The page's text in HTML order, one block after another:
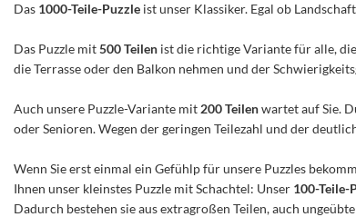
Das 1000-Teile-Puzzle ist unser Klassiker. Egal ob
Das Puzzle mit500 Teilen ist die richtige Variante für alle,
die Terrasse oder den Balkon nehmen und der
Auch unsere Puzzle-Variante mit 200 Teilenwartet auf Sie.
oder Senioren. Wegen der geringen Teilezahl und der
Wenn Sie erst einmal ein Gefühlp für unsere Puzzles
Ihnen unser kleinstes Puzzle mit Schachtel: Unser 100-Teile-
Dadurch bestehen sie aus extragroßen Teilen, auch